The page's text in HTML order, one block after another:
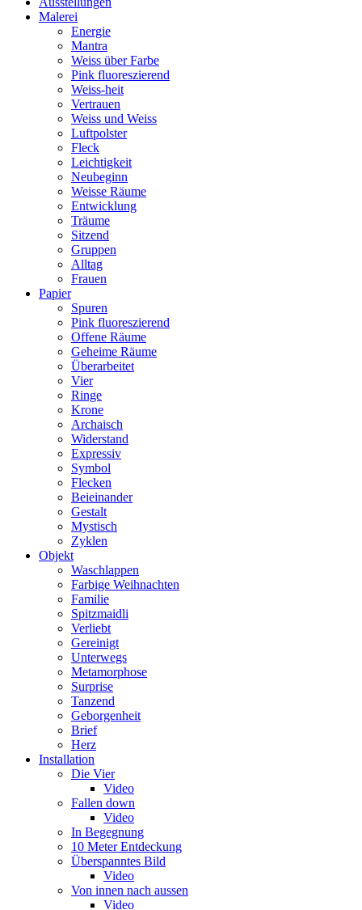
Malerei
Energie
Mantra
Weiss über Farbe
Pink fluoreszierend
Weiss-heit
Vertrauen
Weiss und Weiss
Luftpolster
Fleck
Leichtigkeit
Neubeginn
Weisse Räume
Entwicklung
Träume
Sitzend
Gruppen
Alltag
Frauen
Papier
Spuren
Pink fluoreszierend
Offene Räume
Geheime Räume
Überarbeitet
Vier
Ringe
Krone
Archaisch
Widerstand
Expressiv
Symbol
Flecken
Beieinander
Gestalt
Mystisch
Zyklen
Objekt
Waschlappen
Farbige Weihnachten
Familie
Spitzmaidli
Verliebt
Gereinigt
Unterwegs
Metamorphose
Surprise
Tanzend
Geborgenheit
Brief
Herz
Installation
Die Vier
Video
Fallen down
Video
In Begegnung
10 Meter Entdeckung
Überspanntes Bild
Video
Von innen nach aussen
Video